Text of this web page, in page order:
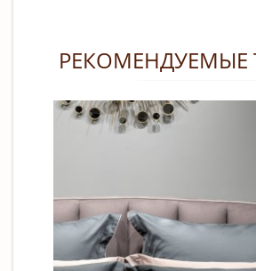
РЕКОМЕНДУЕМЫЕ